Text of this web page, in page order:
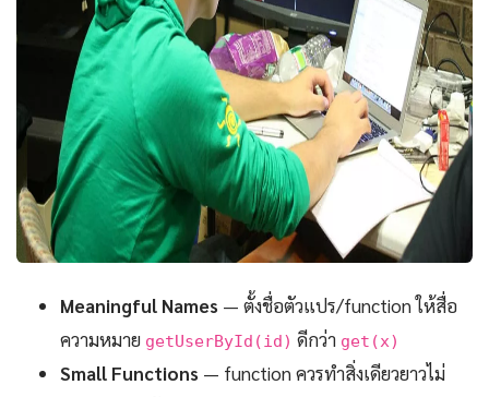
Meaningful Names — ตั้งชื่อตัวแปร/function ให้สื่อ
ความหมาย getUserById(id) ดีกว่า get(x)
Small Functions — function ควรทำสิ่งเดียวยาวไม่